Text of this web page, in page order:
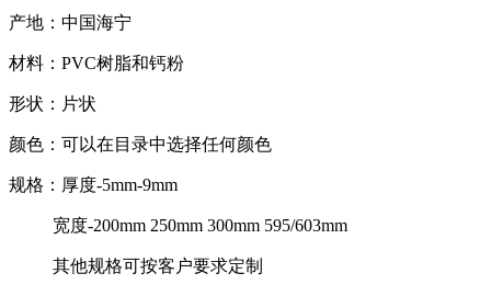
产地：中国海宁
材料：PVC树脂和钙粉
形状：片状
颜色：可以在目录中选择任何颜色
规格：厚度-5mm-9mm
宽度-200mm 250mm 300mm 595/603mm
其他规格可按客户要求定制